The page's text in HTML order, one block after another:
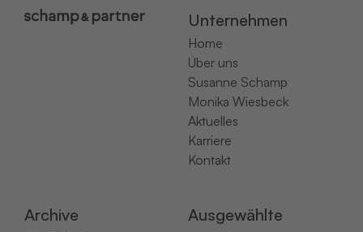
Unternehmen
Home
Über uns
Susanne Schamp
Monika Wiesbeck
Aktuelles
Karriere
Kontakt
Archive
Ausgewählte